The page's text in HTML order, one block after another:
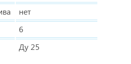
нет
6
Ду 25